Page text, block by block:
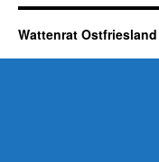
Wattenrat